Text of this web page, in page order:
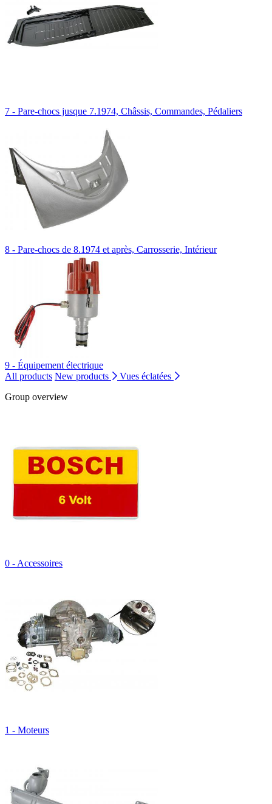
7 - Pare-chocs jusque 7.1974, Châssis, Commandes, Pédaliers
8 - Pare-chocs de 8.1974 et après, Carrosserie, Intérieur
9 - Équipement électrique
All products New products
Vues éclatées
Group overview
0 - Accessoires
1 - Moteurs